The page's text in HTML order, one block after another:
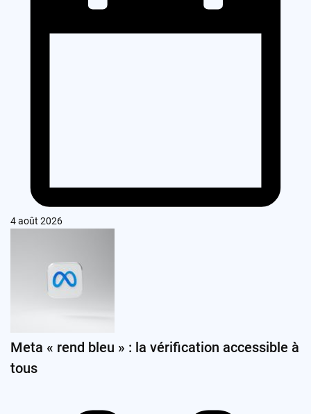
4 août 2026
Meta « rend bleu » : la vérification accessible à
tous